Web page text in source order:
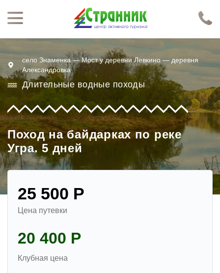
село Знаменка — Мост у деревни Левкино — деревня
Александровка
Длительные водные походы
Поход на байдарках по реке
Угра. 5 дней
25 500 Р
Цена путевки
20 400 Р
Клубная цена